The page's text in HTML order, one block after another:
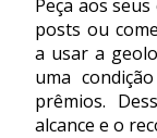
Peça aos
posts ou
a usar a
uma
prêmios.
alcance e o